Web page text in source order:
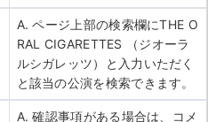
A. ページ上部の検索欄にTHE O
RAL CIGARETTES （ジオーラ
ルシガレッツ）と入力いただく
と該当の公演を検索できます。
A. 確認事項がある場合は、コメ